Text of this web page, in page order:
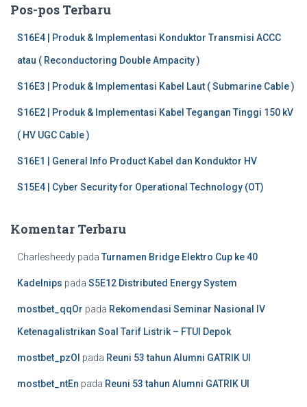
u
Pos-pos Terbaru
S16E4 | Produk & Implementasi Konduktor Transmisi ACCC
atau ( Reconductoring Double Ampacity )
S16E3 | Produk & Implementasi Kabel Laut ( Submarine Cable )
S16E2 | Produk & Implementasi Kabel Tegangan Tinggi 150 kV
( HV UGC Cable )
S16E1 | General Info Product Kabel dan Konduktor HV
S15E4 | Cyber Security for Operational Technology (OT)
Komentar Terbaru
Charlesheedy pada Turnamen Bridge Elektro Cup ke 40
KadeInips pada S5E12 Distributed Energy System
mostbet_qqOr pada Rekomendasi Seminar Nasional IV
Ketenagalistrikan Soal Tarif Listrik – FTUI Depok
mostbet_pzOl pada Reuni 53 tahun Alumni GATRIK UI
mostbet_ntEn pada Reuni 53 tahun Alumni GATRIK UI